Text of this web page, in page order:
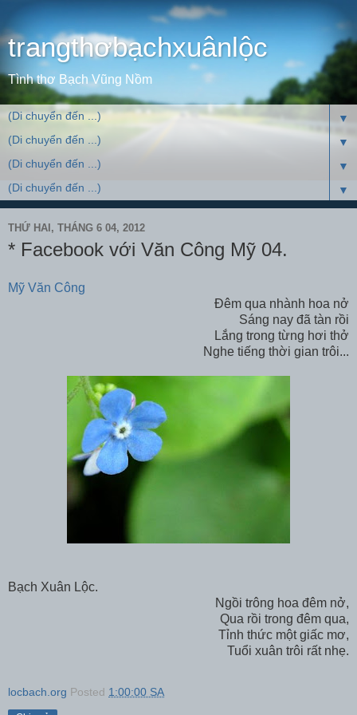
trangthơbạchxuânlộc
Tình thơ Bạch Vũng Nồm
▼
▼
▼
▼
THỨ HAI, THÁNG 6 04, 2012
* Facebook với Văn Công Mỹ 04.
Mỹ Văn Công
Đêm qua nhành hoa nở
Sáng nay đã tàn rồi
Lắng trong từng hơi thở
Nghe tiếng thời gian trôi...
Bạch Xuân Lộc.
Ngồi trông hoa đêm nở,
Qua rồi trong đêm qua,
Tỉnh thức một giấc mơ,
Tuổi xuân trôi rất nhẹ.
locbach.org Posted 1:00:00 SA